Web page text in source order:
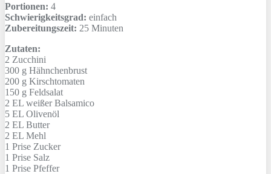
Portionen: 4
Schwierigkeitsgrad: einfach
Zubereitungszeit: 25 Minuten
Zutaten:
2 Zucchini
300 g Hähnchenbrust
200 g Kirschtomaten
150 g Feldsalat
2 EL weißer Balsamico
5 EL Olivenöl
2 EL Butter
2 EL Mehl
1 Prise Zucker
1 Prise Salz
1 Prise Pfeffer